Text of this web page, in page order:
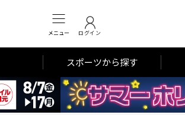
メニュー ログイン
スポーツから探す